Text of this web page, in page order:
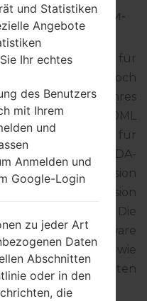
J100ML →
SM-
Update für
Vergessen Sie jedoch
Modellnummer Ihres
SM-J100ML
Code GLB ist für
wird mit der PDA-
und CSC-Version
Version
geliefert. Die
Firmware
Anleitung, wie
auf Samsung-Geräten
und Statistiken
Angebote
Ihr echtes
des Benutzers
mit Ihrem
und
Anmelden und
Google-Login
zu jeder Art
Daten
Abschnitten
oder in den
die